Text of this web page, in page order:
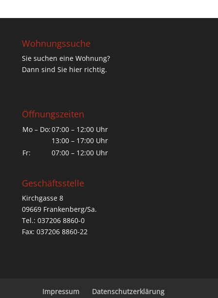
Wohnungssuche
Sie suchen eine Wohnung?
Dann sind Sie hier richtig.
Öffnungszeiten
Mo – Do:07:00 – 12:00 Uhr
13:00 – 17:00 Uhr
Fr:
07:00 – 12:00 Uhr
Geschäftsstelle
Kirchgasse 8
09669 Frankenberg/Sa.
Tel.: 037206 8860-0
Fax: 037206 8860-22
Impressum Datenschutzerklärung